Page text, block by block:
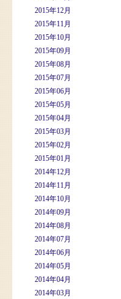
2015年12月
2015年11月
2015年10月
2015年09月
2015年08月
2015年07月
2015年06月
2015年05月
2015年04月
2015年03月
2015年02月
2015年01月
2014年12月
2014年11月
2014年10月
2014年09月
2014年08月
2014年07月
2014年06月
2014年05月
2014年04月
2014年03月